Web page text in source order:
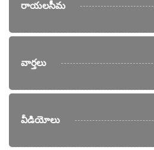
రాయలసీమ
వార్తలు
వీడియోలు